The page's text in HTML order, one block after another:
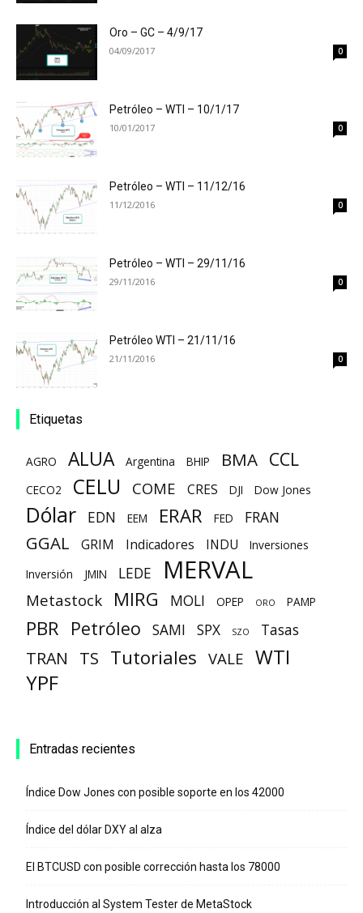
Oro – GC – 4/9/17
04/09/2017 0
Petróleo – WTI – 10/1/17
10/01/2017 0
Petróleo – WTI – 11/12/16
11/12/2016 0
Petróleo – WTI – 29/11/16
29/11/2016 0
Petróleo WTI – 21/11/16
21/11/2016 0
Etiquetas
AGRO ALUA Argentina BHIP BMA CCL
CECO2 CELU COME CRES DJI Dow Jones
Dólar EDN EEM ERAR FED FRAN
GGAL GRIM Indicadores INDU
Inversiones
Inversión
JMIN LEDE MERVAL
Metastock MIRG MOLI OPEP ORO PAMP
PBR Petróleo SAMI SPX SZO Tasas
TRAN TS Tutoriales VALE WTI
YPF
Entradas recientes
Índice Dow Jones con posible soporte en los 42000
Índice del dólar DXY al alza
El BTCUSD con posible corrección hasta los 78000
Introducción al System Tester de MetaStock